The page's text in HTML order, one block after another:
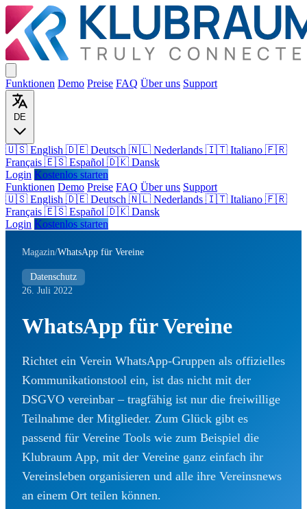
Funktionen Demo Preise FAQ Über uns Support
DE
🇺🇸 English 🇩🇪 Deutsch 🇳🇱 Nederlands 🇮🇹 Italiano 🇫🇷
Français 🇪🇸 Español 🇩🇰 Dansk
Login Kostenlos starten
Funktionen Demo Preise FAQ Über uns Support
🇺🇸 English 🇩🇪 Deutsch 🇳🇱 Nederlands 🇮🇹 Italiano 🇫🇷
Français 🇪🇸 Español 🇩🇰 Dansk
Login Kostenlos starten
Magazin/WhatsApp für Vereine
Datenschutz
26. Juli 2022
WhatsApp für Vereine
Richtet ein Verein WhatsApp-Gruppen als offizielles
Kommunikationstool ein, ist das nicht mit der
DSGVO vereinbar – tragfähig ist nur die freiwillige
Teilnahme der Mitglieder. Zum Glück gibt es
passend für Vereine Tools wie zum Beispiel die
Klubraum App, mit der Vereine ganz einfach ihr
Vereinsleben organisieren und alle ihre Vereinsnews
an einem Ort teilen können.